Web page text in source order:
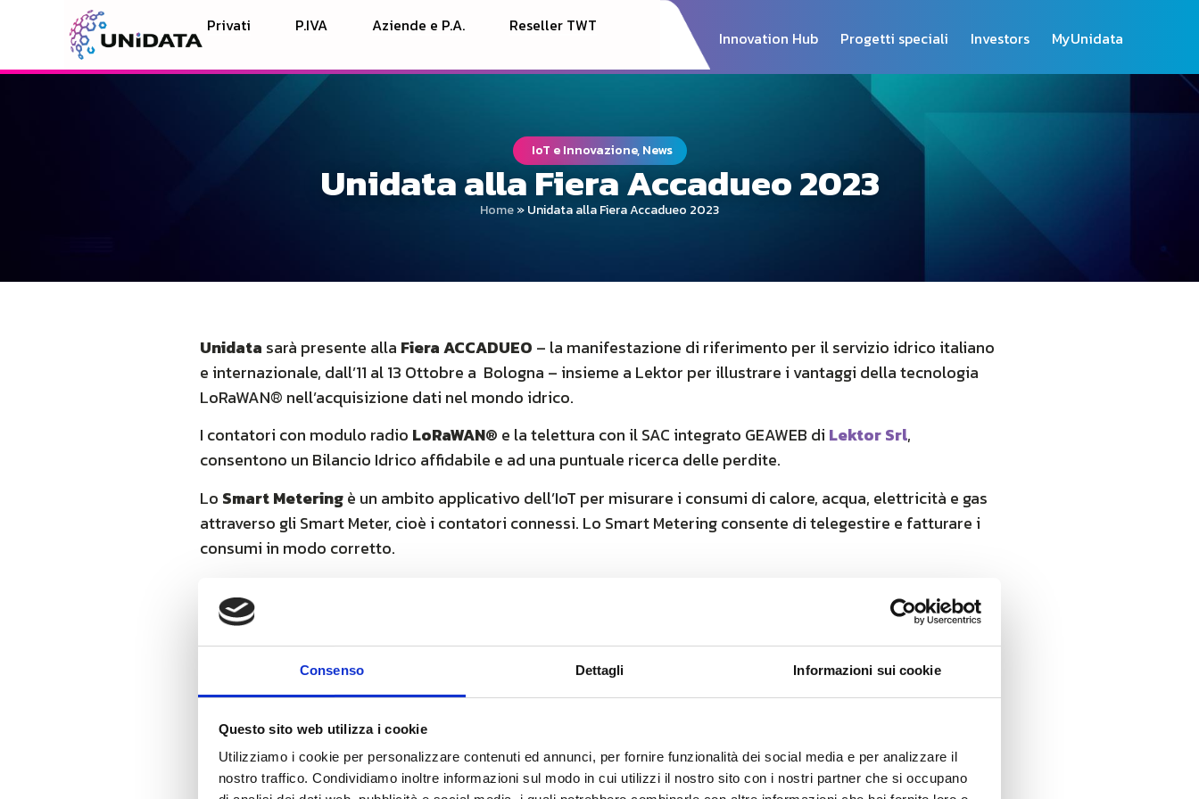
Consenso Dettagli Informazioni sui cookie
Questo sito web utilizza i cookie
Utilizziamo i cookie per personalizzare contenuti ed annunci, per fornire funzionalità dei social media e per analizzare il
nostro traffico. Condividiamo inoltre informazioni sul modo in cui utilizzi il nostro sito con i nostri partner che si occupano
Privati P.IVA Aziende e P.A. Reseller TWT
Innovation Hub Progetti speciali Investors MyUnidata
IoT e Innovazione, News
Unidata alla Fiera Accadueo 2023
Home»Unidata alla Fiera Accadueo 2023
Unidata sarà presente alla Fiera ACCADUEO – la manifestazione di riferimento per il servizio idrico italiano
e internazionale, dall’11 al 13 Ottobre a Bologna – insieme a Lektor per illustrare i vantaggi della tecnologia
LoRaWAN® nell’acquisizione dati nel mondo idrico.
I contatori con modulo radio LoRaWAN® e la telettura con il SAC integrato GEAWEB di Lektor Srl,
consentono un Bilancio Idrico affidabile e ad una puntuale ricerca delle perdite.
Lo Smart Meteringè un ambito applicativo dell’IoT per misurare i consumi di calore, acqua, elettricità e gas
attraverso gli Smart Meter, cioè i contatori connessi. Lo Smart Metering consente di telegestire e fatturare i
consumi in modo corretto.
da parte della tecnologia wireless: dalle cantine, per esempio, ai cavedi. Qual è la soluzione?
La capacità di penetrare deep indoor è tipica della tecnologia LoRaWAN®, che vanta grande immunità al
rumore ed elevata idoneità alla raccolta di dati provenienti anche da contatori a grande distanza o
profondità.
Unidata ha realizzatoUniWAN, una rete LoRaWAN
realtà concreta.